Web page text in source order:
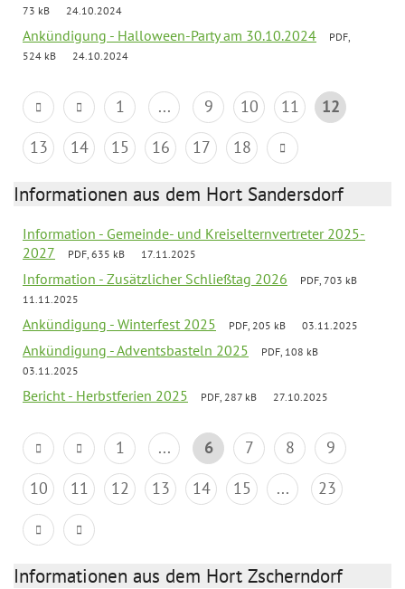
73 kB
24.10.2024
Ankündigung - Halloween-Party am 30.10.2024
PDF,
524 kB
24.10.2024
1 ... 9 10 11
12
13
14 15 16 17 18
Informationen aus dem Hort Sandersdorf
Information - Gemeinde- und Kreiselternvertreter 2025-
2027
PDF, 635 kB 17.11.2025
Information - Zusätzlicher Schließtag 2026
PDF, 703 kB
11.11.2025
Ankündigung - Winterfest 2025 PDF, 205 kB 03.11.2025
Ankündigung - Adventsbasteln 2025
PDF, 108 kB
03.11.2025
Bericht - Herbstferien 2025 PDF, 287 kB 27.10.2025
1 ... 6 7 8
9
10
11 12 13 14 15 ... 23
Informationen aus dem Hort Zscherndorf